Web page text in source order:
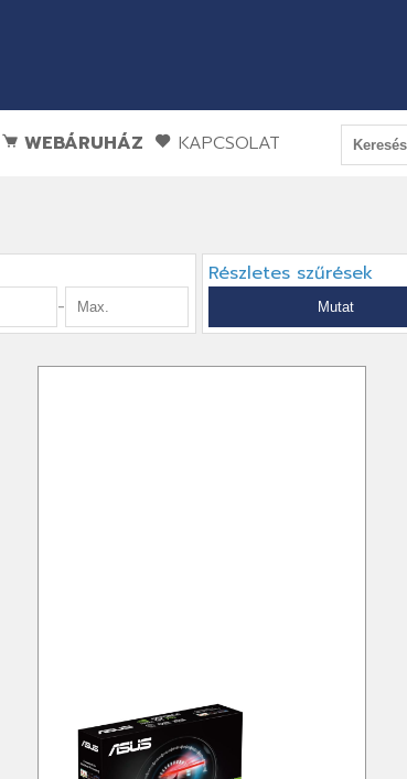
WEBÁRUHÁZ KAPCSOLAT
-
Részletes szűrések